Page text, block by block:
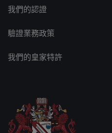
我們的認證
驗證業務政策
我們的皇家特許